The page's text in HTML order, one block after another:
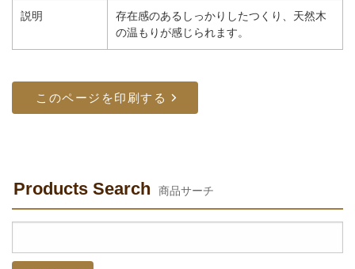
説明
存在感のあるしっかりしたつくり、天然木
の温もりが感じられます。
Products Search 商品サーチ